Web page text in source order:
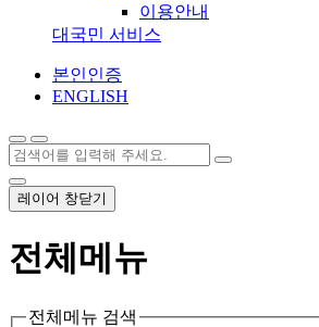
이용안내
대국민 서비스
본인인증
ENGLISH
레이어 창닫기
전체메뉴
전체메뉴 검색